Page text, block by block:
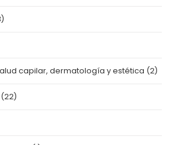
capilar, dermatología y estética (2)
(22)